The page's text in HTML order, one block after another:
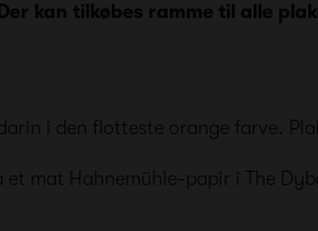
kan tilkøbes ramme til alle
i den flotteste orange farve.
et mat Hahnemühle-papir i The